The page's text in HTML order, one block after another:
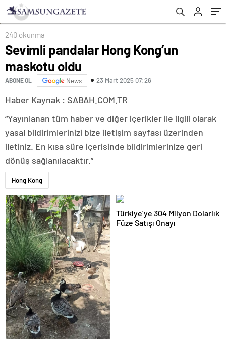
240 okunma
Sevimli pandalar Hong Kong’un
maskotu oldu
ABONE OL News 23 Mart 2025 07:26
Haber Kaynak : SABAH.COM.TR
“Yayınlanan tüm haber ve diğer içerikler ile ilgili olarak
yasal bildirimlerinizi bize iletişim sayfası üzerinden
iletiniz. En kısa süre içerisinde bildirimlerinize geri
dönüş sağlanılacaktır.”
Hong Kong
Türkiye’ye 304 Milyon Dolarlık
Füze Satışı Onayı